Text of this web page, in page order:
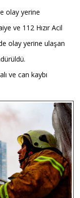
olay yerine
ve 112 Hızır Acil
olay yerine ulaşan
ve can kaybı